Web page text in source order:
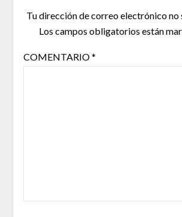
Tu dirección de correo electrónico no
Los campos obligatorios están
COMENTARIO*